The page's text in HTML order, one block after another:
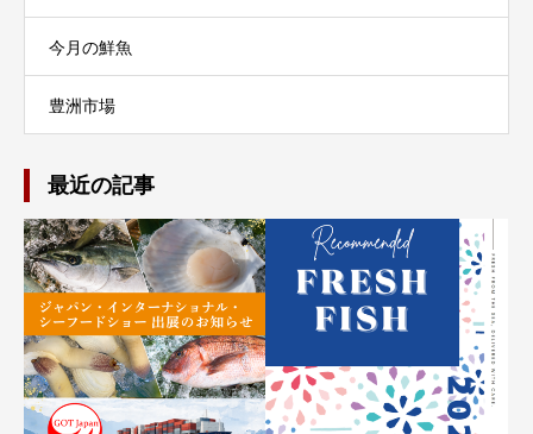
今月の鮮魚
豊洲市場
最近の記事